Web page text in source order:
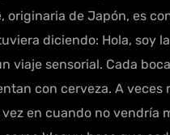
originaria de Japón, es
diciendo: Hola, soy
viaje sensorial. Cada
con cerveza. A
en cuando no vendría